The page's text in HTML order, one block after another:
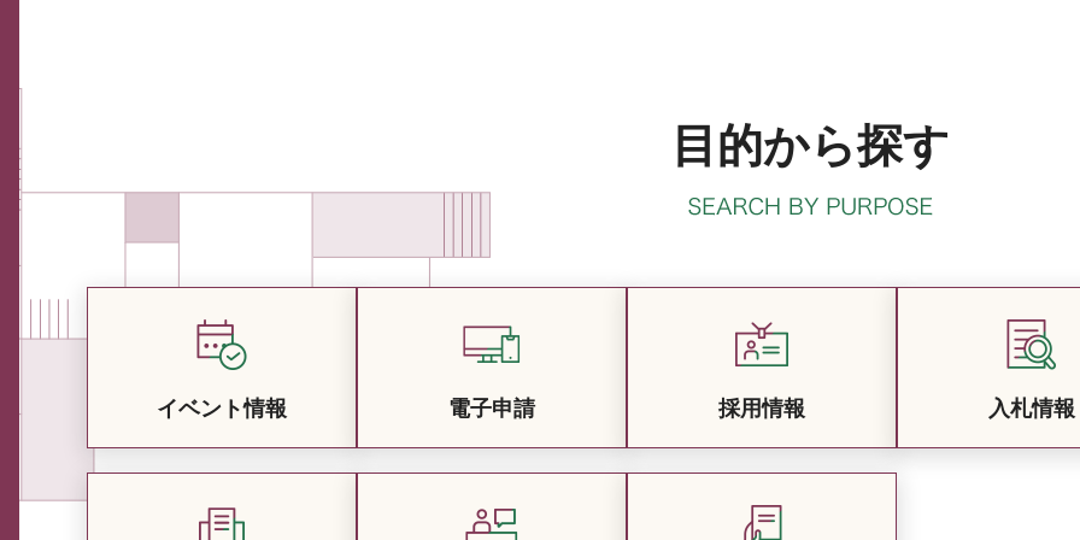
目的から探す
イベント情報 電子申請 採用情報 入札情報